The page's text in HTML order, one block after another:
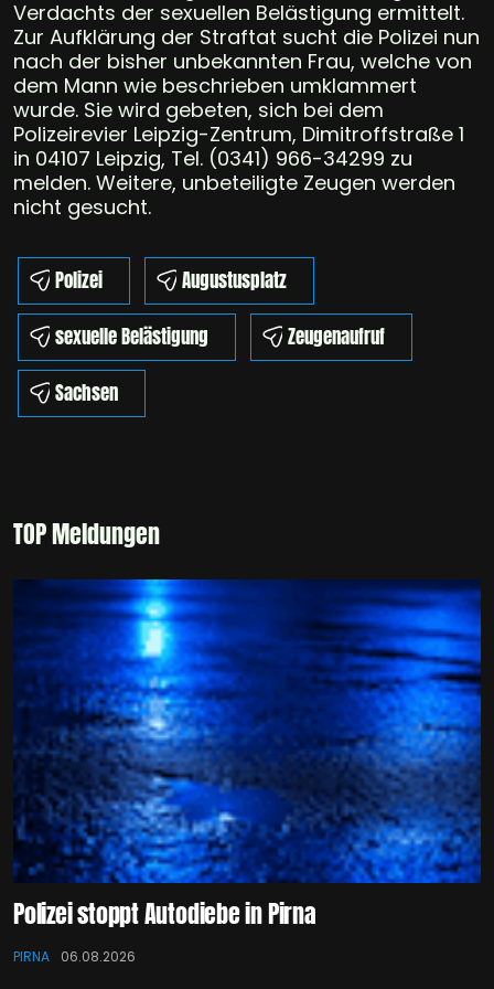
Verdachts der sexuellen Belästigung ermittelt.
Zur Aufklärung der Straftat sucht die Polizei nun
nach der bisher unbekannten Frau, welche von
dem Mann wie beschrieben umklammert
wurde. Sie wird gebeten, sich bei dem
Polizeirevier Leipzig-Zentrum, Dimitroffstraße 1
in 04107 Leipzig, Tel. (0341) 966-34299 zu
melden. Weitere, unbeteiligte Zeugen werden
nicht gesucht.
Polizei
Augustusplatz
sexuelle Belästigung
Zeugenaufruf
Sachsen
TOP Meldungen
Polizei stoppt Autodiebe in Pirna
PIRNA 06.08.2026